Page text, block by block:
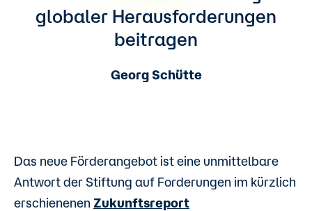
globaler Herausforderungen
beitragen
Georg Schütte
Das neue Förderangebot ist eine unmittelbare
Antwort der Stiftung auf Forderungen im kürzlich
erschienenen Zukunftsreport